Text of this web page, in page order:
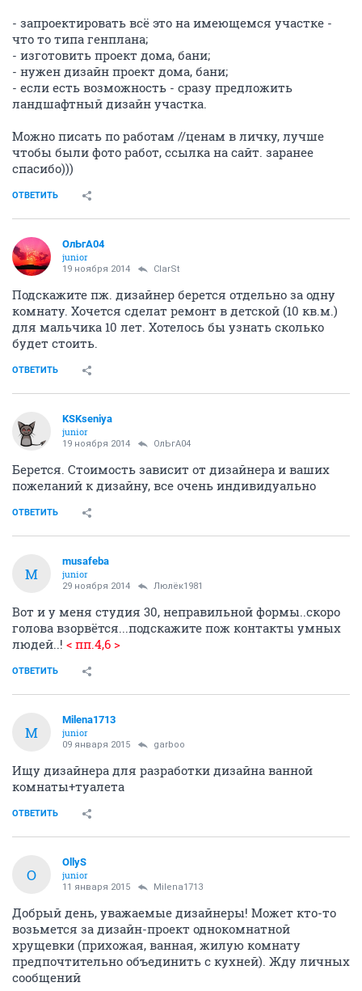
- запроектировать всё это на имеющемся участке -
что то типа генплана;
- изготовить проект дома, бани;
- нужен дизайн проект дома, бани;
- если есть возможность - сразу предложить
ландшафтный дизайн участка.
Можно писать по работам //ценам в личку, лучше
чтобы были фото работ, ссылка на сайт. заранее
спасибо)))
ОТВЕТИТЬ
ОлЬгА04
junior
19 ноября 2014 ClarSt
Подскажите пж. дизайнер берется отдельно за одну
комнату. Хочется сделат ремонт в детской (10 кв.м.)
для мальчика 10 лет. Хотелось бы узнать сколько
будет стоить.
ОТВЕТИТЬ
KSKseniya
junior
19 ноября 2014 ОлЬгА04
Берется. Стоимость зависит от дизайнера и ваших
пожеланий к дизайну, все очень индивидуально
ОТВЕТИТЬ
M
musafeba
junior
29 ноября 2014 Люлёк1981
Вот и у меня студия 30, неправильной формы..скоро
голова взорвётся...подскажите пож контакты умных
людей..! < пп.4,6 >
ОТВЕТИТЬ
M
Milena1713
junior
09 января 2015 garboo
Ищу дизайнера для разработки дизайна ванной
комнаты+туалета
ОТВЕТИТЬ
O
OllyS
junior
11 января 2015 Milena1713
Добрый день, уважаемые дизайнеры! Может кто-то
возьмется за дизайн-проект однокомнатной
хрущевки (прихожая, ванная, жилую комнату
предпочтительно объединить с кухней). Жду личных
сообщений